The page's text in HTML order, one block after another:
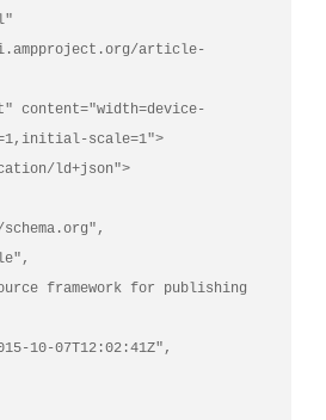
article-
content="width=device-
scale=1">
ld+json">
framework for publishing
10-07T12:02:41Z",